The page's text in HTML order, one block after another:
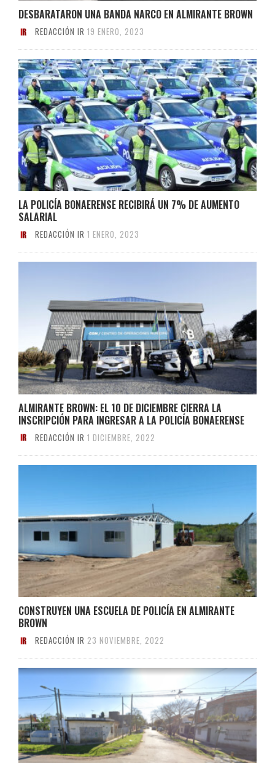
DESBARATARON UNA BANDA NARCO EN ALMIRANTE BROWN
REDACCIÓN IR 19 ENERO, 2023
LA POLICÍA BONAERENSE RECIBIRÁ UN 7% DE AUMENTO
SALARIAL
REDACCIÓN IR 1 ENERO, 2023
ALMIRANTE BROWN: EL 10 DE DICIEMBRE CIERRA LA
INSCRIPCIÓN PARA INGRESAR A LA POLICÍA BONAERENSE
REDACCIÓN IR 1 DICIEMBRE, 2022
CONSTRUYEN UNA ESCUELA DE POLICÍA EN ALMIRANTE
BROWN
REDACCIÓN IR 23 NOVIEMBRE, 2022